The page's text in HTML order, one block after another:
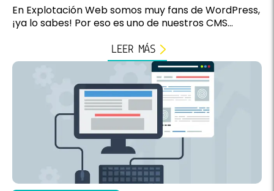
En Explotación Web somos muy fans de WordPress,
¡ya lo sabes! Por eso es uno de nuestros CMS...
LEER MÁS